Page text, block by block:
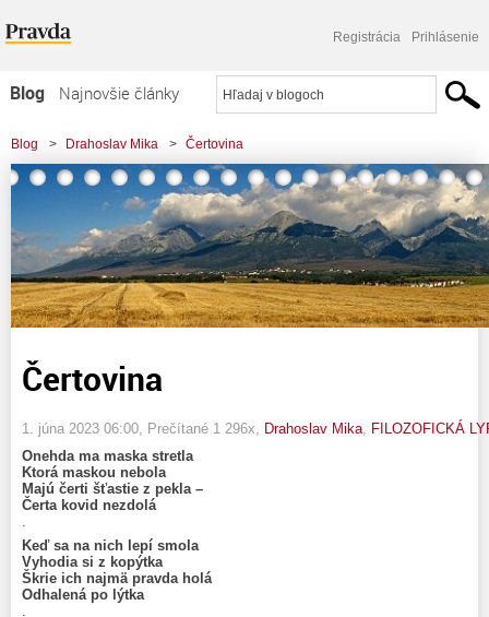
Registrácia Prihlásenie
Blog
Najnovšie články
Najčítanejšie články
Najkomentovanejšie články
Zoznam blogov
Komerčné blogy
Blog > Drahoslav Mika > Čertovina
Čertovina
1. júna 2023 06:00 , Prečítané 1 296x, Drahoslav Mika FILOZOFICKÁ
Onehda ma maska stretla
Ktorá maskou nebola
Majú čerti šťastie z pekla –
Čerta kovid nezdolá
Keď sa na nich lepí smola
Vyhodia si z kopýtka
Škrie ich najmä pravda holá
Odhalená po lýtka